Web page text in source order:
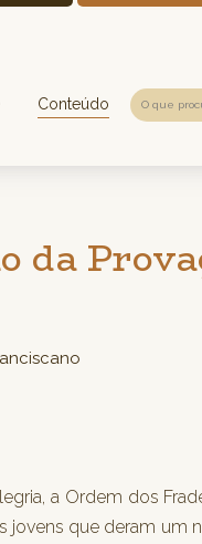
Conteúdo
da
a Ordem dos
jovens que deram um